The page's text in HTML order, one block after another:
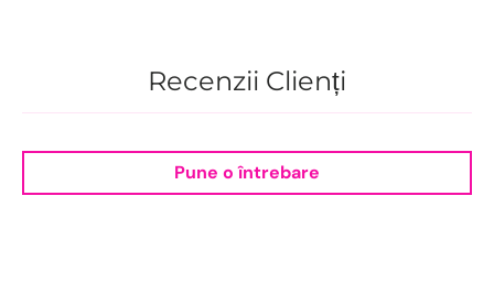
Recenzii Clienți
Pune o întrebare